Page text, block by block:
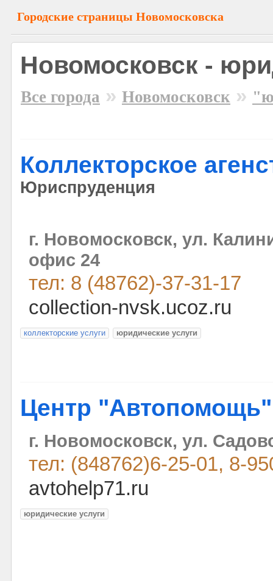
Городские страницы Новомосковска
Новомосковск -
Все города » Новомосковск »
Коллекторское
Юриспруденция
г. Новомосковск, ул.
офис 24
тел: 8 (48762)-37-31-17
collection-nvsk.ucoz.ru
коллекторские услуги юридические услуги
Центр "Автопомощь"
г. Новомосковск, ул.
тел: (848762)6-25-01, 8-
avtohelp71.ru
юридические услуги